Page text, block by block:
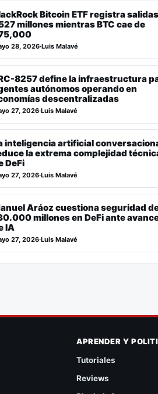
Bitcoin ETF registra
millones mientras BTC cae de
28, 2026·Luis Malavé
8257 define la infraestructura
autónomos operando en
descentralizadas
27, 2026·Luis Malavé
inteligencia artificial
la extrema complejidad
DeFi
27, 2026·Luis Malavé
Aráoz cuestiona seguridad
millones en DeFi ante
IA
27, 2026·Luis Malavé
APRENDER Y
Tutoriales
Reviews